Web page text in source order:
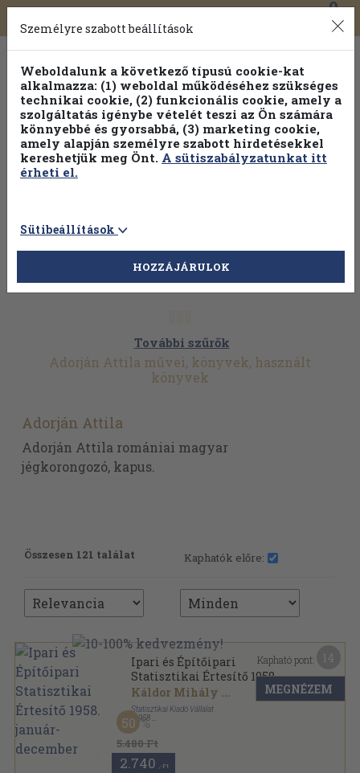
Toggle
navigation
0
Válogasson több mint 1.000.000 kiadványunk közül
100% kedvezménnyel!
További szűrők
Adorján Attila művei, könyvek, használt
könyvek
Adorján Attila
Adorján Attila romániai magyar
jégkorongozó, kapus.
Összesen 121 találat Kaphatók előre:
Ipari és Építőipari
Statisztikai Értesítő 1958.
január-december
Káldor Mihály ...
Statisztikai Kiadó Vállalat
, 1958
Könyvkötői kötés
Ipari és Építőipari Statisztikai Értesítő sorozat
5.480 Ft
50
2.740 ,-Ft
Kapható pont:
MEGNÉZEM
Személyre szabott beállítások
Weboldalunk a következő típusú cookie-kat
alkalmazza: (1) weboldal működéséhez szükséges
technikai cookie, (2) funkcionális cookie, amely a
szolgáltatás igénybe vételét teszi az Ön számára
könnyebbé és gyorsabbá, (3) marketing cookie,
amely alapján személyre szabott hirdetésekkel
kereshetjük meg Önt. A sütiszabályzatunkat itt
érheti el.
Sütibeállítások
HOZZÁJÁRULOK